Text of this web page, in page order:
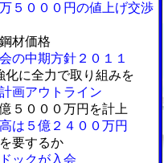
５０００円の値上げ交渉
材価格
の中期方針２０１１
化に全力で取り組みを
画アウトライン
５０００万円を計上
は５億２４００万円
要するか
ックが入会